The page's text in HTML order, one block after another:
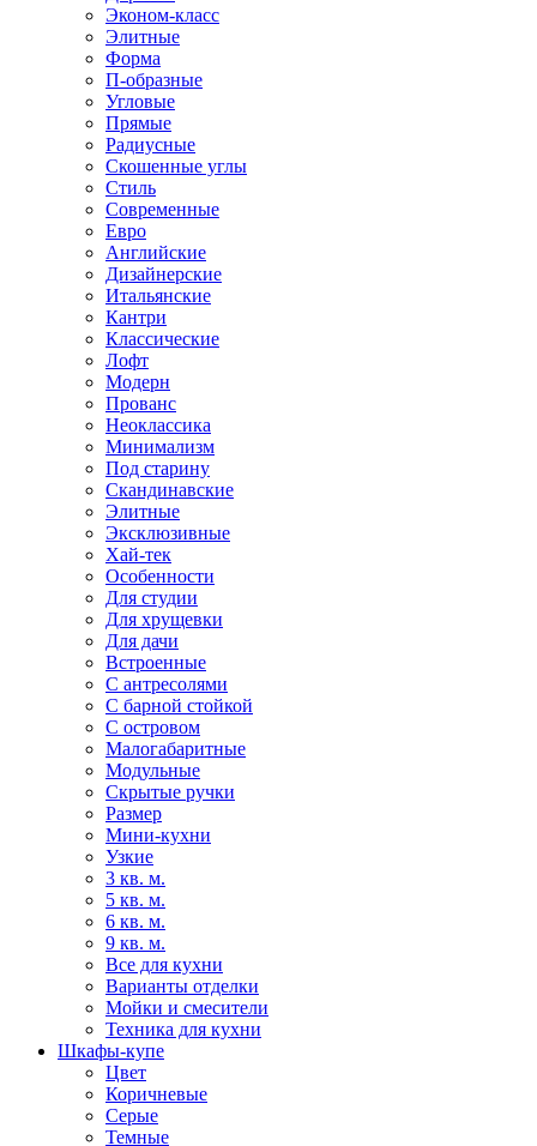
Эконом-класс
Элитные
Форма
П-образные
Угловые
Прямые
Радиусные
Скошенные углы
Стиль
Современные
Евро
Английские
Дизайнерские
Итальянские
Кантри
Классические
Лофт
Модерн
Прованс
Неоклассика
Минимализм
Под старину
Скандинавские
Элитные
Эксклюзивные
Хай-тек
Особенности
Для студии
Для хрущевки
Для дачи
Встроенные
С антресолями
С барной стойкой
С островом
Малогабаритные
Модульные
Скрытые ручки
Размер
Мини-кухни
Узкие
3 кв. м.
5 кв. м.
6 кв. м.
9 кв. м.
Все для кухни
Варианты отделки
Мойки и смесители
Техника для кухни
Шкафы-купе
Цвет
Коричневые
Серые
Темные